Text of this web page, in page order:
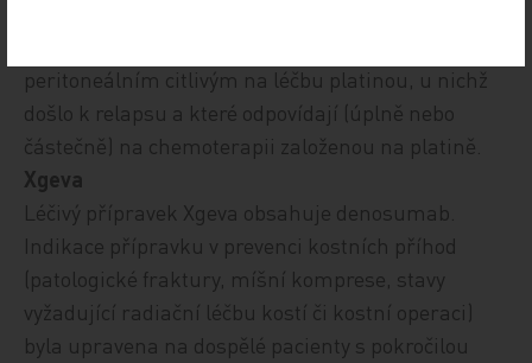
peritoneálním citlivým na léčbu platinou, u nichž
došlo k relapsu a které odpovídají (úplně nebo
částečně) na chemoterapii založenou na platině.
Xgeva
Léčivý přípravek Xgeva obsahuje denosumab.
Indikace přípravku v prevenci kostních příhod
(patologické fraktury, míšní komprese, stavy
vyžadující radiační léčbu kostí či kostní operaci)
byla upravena na dospělé pacienty s pokročilou